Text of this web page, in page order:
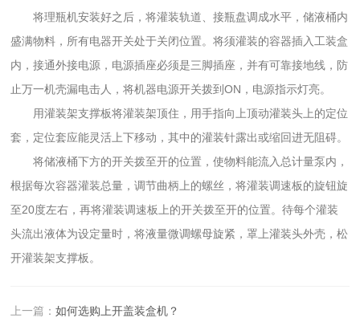
将理瓶机安装好之后，将灌装轨道、接瓶盘调成水平，储液桶内
盛满物料，所有电器开关处于关闭位置。将须灌装的容器插入工装盒
内，接通外接电源，电源插座必须是三脚插座，并有可靠接地线，防
止万一机壳漏电击人，将机器电源开关拨到ON，电源指示灯亮。
用灌装架支撑板将灌装架顶住，用手指向上顶动灌装头上的定位
套，定位套应能灵活上下移动，其中的灌装针露出或缩回进无阻碍。
将储液桶下方的开关拨至开的位置，使物料能流入总计量泵内，
根据每次容器灌装总量，调节曲柄上的螺丝，将灌装调速板的旋钮旋
至20度左右，再将灌装调速板上的开关拨至开的位置。待每个灌装
头流出液体为设定量时，将液量微调螺母旋紧，罩上灌装头外壳，松
开灌装架支撑板。
上一篇：如何选购上开盖装盒机？